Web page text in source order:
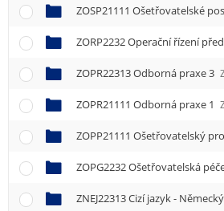
ZOSP21111 Ošetřovatelské
ZOPR22313 Odborná praxe 3
ZOPR21111 Odborná praxe 1
ZNEJ22313 Cizí jazyk -